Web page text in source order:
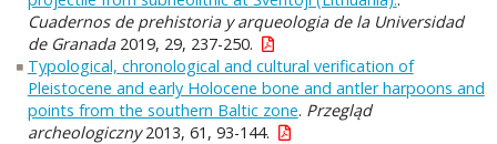
Cuadernos de prehistoria y arqueologia de la Universidad
de Granada2019, 29, 237-250.
Typological, chronological and cultural verification of
Pleistocene and early Holocene bone and antler harpoons and
points from the southern Baltic zone. Przegląd
archeologiczny2013, 61, 93-144.